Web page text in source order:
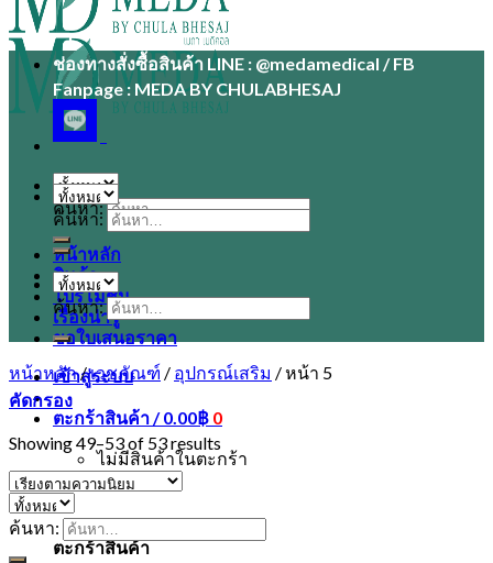
ค้นหา:
หน้าหลัก
สินค้า
โปรโมชั่น
เรื่องน่ารู้
ขอใบเสนอราคา
เข้าสู่ระบบ
ตะกร้าสินค้า /0.00฿ 0
ไม่มีสินค้าในตะกร้า
0
ตะกร้าสินค้า
ช่องทางสั่งซื้อสินค้า LINE : @medamedical / FB
Fanpage : MEDA BY CHULABHESAJ
ค้นหา:
ค้นหา:
หน้าหลัก /เวชภัณฑ์ / อุปกรณ์เสริม /หน้า 5
คัดกรอง
Showing 49–53 of 53 results
ค้นหา: